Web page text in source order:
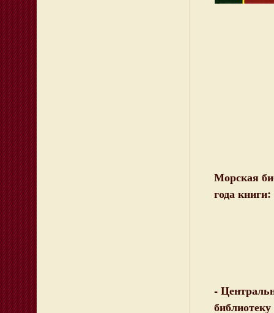
Морская
года книги:
-
библиотеку